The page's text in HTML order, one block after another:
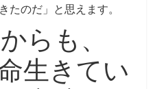
たのだ」と思えます。
らも、
生きてい